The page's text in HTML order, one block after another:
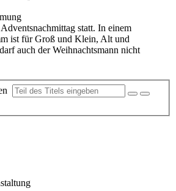
statt. In einem
ist für Groß und Klein, Alt und
auch der Weihnachtsmann nicht